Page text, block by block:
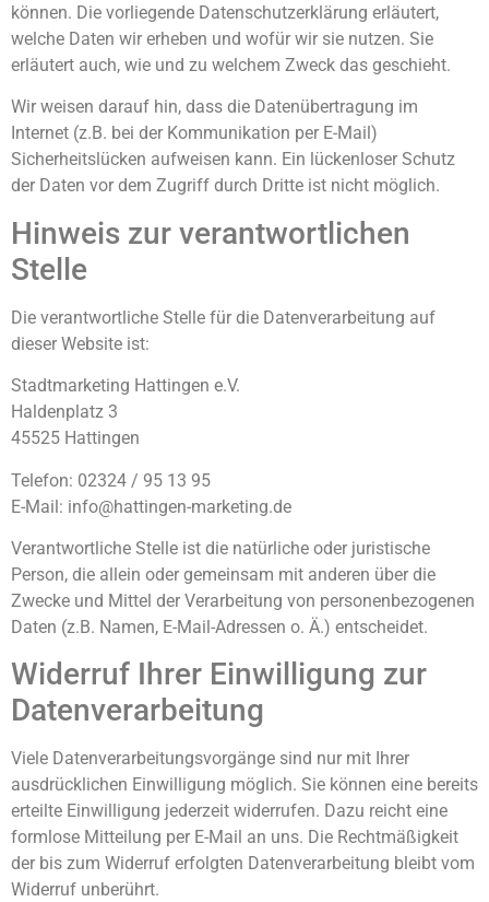
können. Die vorliegende Datenschutzerklärung erläutert,
welche Daten wir erheben und wofür wir sie nutzen. Sie
erläutert auch, wie und zu welchem Zweck das geschieht.
Wir weisen darauf hin, dass die Datenübertragung im
Internet (z.B. bei der Kommunikation per E-Mail)
Sicherheitslücken aufweisen kann. Ein lückenloser Schutz
der Daten vor dem Zugriff durch Dritte ist nicht möglich.
Hinweis zur verantwortlichen
Stelle
Die verantwortliche Stelle für die Datenverarbeitung auf
dieser Website ist:
Stadtmarketing Hattingen e.V.
Haldenplatz 3
45525 Hattingen
Telefon: 02324 / 95 13 95
E-Mail: info@hattingen-marketing.de
Verantwortliche Stelle ist die natürliche oder juristische
Person, die allein oder gemeinsam mit anderen über die
Zwecke und Mittel der Verarbeitung von personenbezogenen
Daten (z.B. Namen, E-Mail-Adressen o. Ä.) entscheidet.
Widerruf Ihrer Einwilligung zur
Datenverarbeitung
Viele Datenverarbeitungsvorgänge sind nur mit Ihrer
ausdrücklichen Einwilligung möglich. Sie können eine bereits
erteilte Einwilligung jederzeit widerrufen. Dazu reicht eine
formlose Mitteilung per E-Mail an uns. Die Rechtmäßigkeit
der bis zum Widerruf erfolgten Datenverarbeitung bleibt vom
Widerruf unberührt.